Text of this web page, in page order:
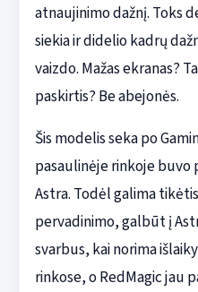
atnaujinimo dažnį. Toks
siekia ir didelio kadrų
vaizdo. Mažas ekranas?
paskirtis? Be abejonės.
Šis modelis seka po
pasaulinėje rinkoje buvo
Astra. Todėl galima
pervadinimo, galbūt į
svarbus, kai norima
rinkose, o RedMagic jau